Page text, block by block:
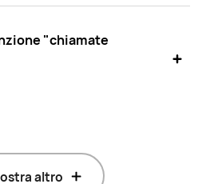
"chiamate
altro